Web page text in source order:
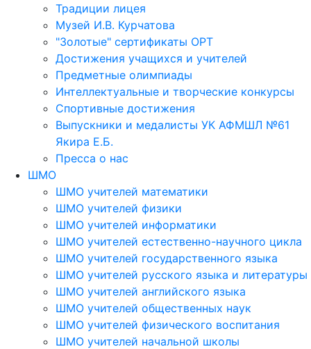
Традиции лицея
Музей И.В. Курчатова
"Золотые" сертификаты ОРТ
Достижения учащихся и учителей
Предметные олимпиады
Интеллектуальные и творческие конкурсы
Спортивные достижения
Выпускники и медалисты УК АФМШЛ №61
Якира Е.Б.
Пресса о нас
ШМО
ШМО учителей математики
ШМО учителей физики
ШМО учителей информатики
ШМО учителей естественно-научного цикла
ШМО учителей государственного языка
ШМО учителей русского языка и литературы
ШМО учителей английского языка
ШМО учителей общественных наук
ШМО учителей физического воспитания
ШМО учителей начальной школы